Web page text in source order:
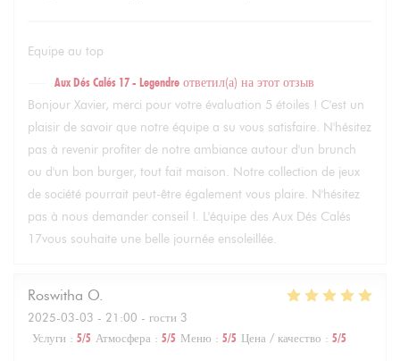
Equipe au top
Aux Dés Calés 17 - Legendre ответил(а) на этот отзыв
Bonjour Xavier, merci pour votre évaluation 5 étoiles ! C'est un
plaisir de savoir que notre équipe a su vous satisfaire. N'hésitez
pas à revenir profiter de notre ambiance autour d'un brunch
ou d'un bon burger, tout fait maison. Notre collection de jeux
de société pourrait peut-être également vous plaire. N'hésitez
pas à nous demander conseil !. L'équipe des Aux Dés Calés
17vous souhaite une belle journée ensoleillée.
Roswitha O
2025-03-03 - 21:00 - гости 3
Услуги : 5/5 Атмосфера : 5/5 Меню : 5/5 Цена / качество : 5/5